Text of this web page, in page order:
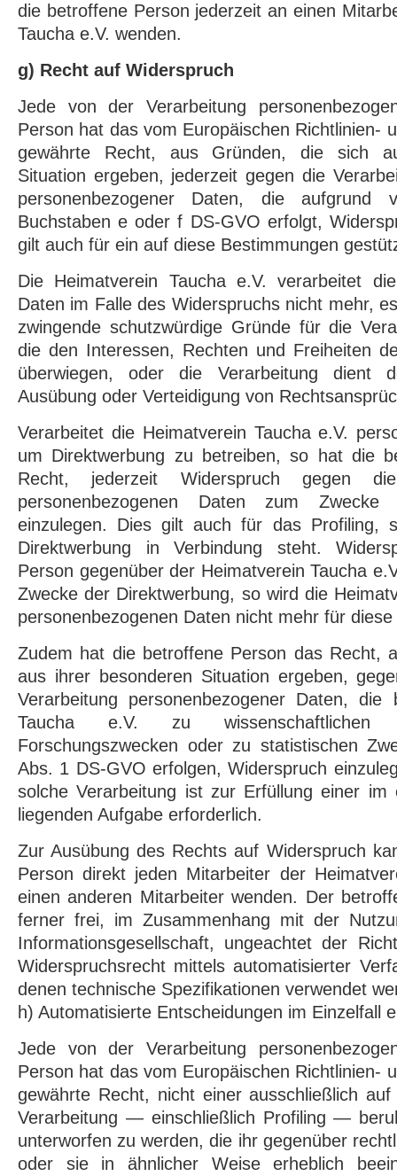
die betroffene Person jederzeit an einen
Taucha e.V. wenden.
g) Recht auf Widerspruch
Jede von der Verarbeitung
Person hat das vom Europäischen Richtlinien-
gewährte Recht, aus Gründen, die sich
Situation ergeben, jederzeit gegen die
personenbezogener Daten, die
Buchstaben e oder f DS-GVO erfolgt,
gilt auch für ein auf diese Bestimmungen
Die Heimatverein Taucha e.V. verarbeitet
Daten im Falle des Widerspruchs nicht mehr,
zwingende schutzwürdige Gründe für die
die den Interessen, Rechten und Freiheiten
überwiegen, oder die Verarbeitung dient
Ausübung oder Verteidigung von
Verarbeitet die Heimatverein Taucha e.V.
um Direktwerbung zu betreiben, so hat die
Recht, jederzeit Widerspruch gegen
personenbezogenen Daten zum Zwecke
einzulegen. Dies gilt auch für das Profiling,
Direktwerbung in Verbindung steht.
Person gegenüber der Heimatverein Taucha
Zwecke der Direktwerbung, so wird die
personenbezogenen Daten nicht mehr für
Zudem hat die betroffene Person das Recht,
aus ihrer besonderen Situation ergeben,
Verarbeitung personenbezogener Daten, die
Taucha e.V. zu wissenschaftlichen
Forschungszwecken oder zu statistischen
Abs. 1 DS-GVO erfolgen, Widerspruch
solche Verarbeitung ist zur Erfüllung einer im
liegenden Aufgabe erforderlich.
Zur Ausübung des Rechts auf Widerspruch
Person direkt jeden Mitarbeiter der
einen anderen Mitarbeiter wenden. Der
ferner frei, im Zusammenhang mit der
Informationsgesellschaft, ungeachtet der
Widerspruchsrecht mittels automatisierter
denen technische Spezifikationen verwendet
h) Automatisierte Entscheidungen im Einzelfall
Jede von der Verarbeitung
Person hat das vom Europäischen Richtlinien-
gewährte Recht, nicht einer ausschließlich
Verarbeitung — einschließlich Profiling —
unterworfen zu werden, die ihr gegenüber
oder sie in ähnlicher Weise erheblich